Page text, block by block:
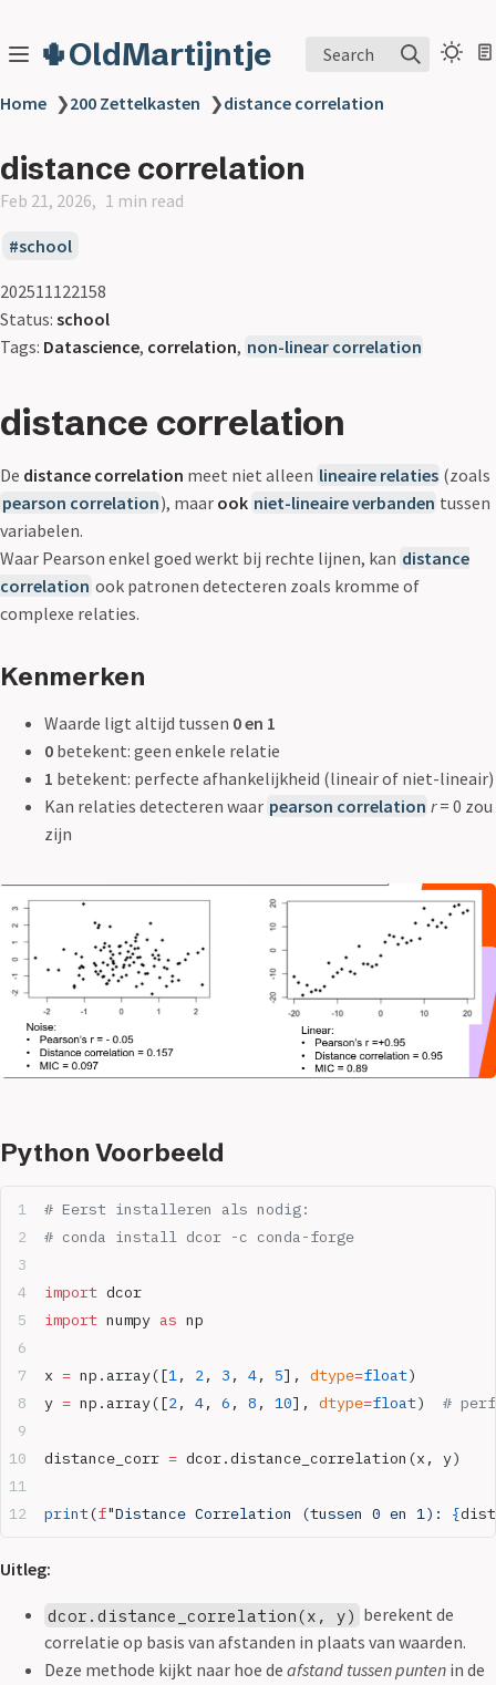
🌵OldMartijntje Search
Home ❯200 Zettelkasten ❯distance correlation
distance correlation
Feb 21, 2026 1 min read
school
202511122158
Status: school
Tags: Datascience, correlation, non-linear correlation
distance correlation
De distance correlation meet niet alleen lineaire relaties (zoals
pearson correlation), maar ook niet-lineaire verbanden tussen
variabelen.
Waar Pearson enkel goed werkt bij rechte lijnen, kan distance
correlation ook patronen detecteren zoals kromme of
complexe relaties.
Kenmerken
Waarde ligt altijd tussen 0 en 1
0 betekent: geen enkele relatie
1 betekent: perfecte afhankelijkheid (lineair of niet-lineair)
Kan relaties detecteren waar pearson correlation r= 0 zou
zijn
Python Voorbeeld
# Eerst installeren als nodig:
# conda install dcor -c conda-forge
import dcor
import numpy as np
x = np.array([1, 2, 3 , 4, 5], dtype=float)
y = np.array([2, 4, 6 , 8 , 10], dtype=float) #
distance_corr = dcor.distance_correlation(x, y)
print(f"Distance Correlation (tussen 0 en 1): {
Uitleg:
dcor.distance_correlation(x, y) berekent de
correlatie op basis van afstanden in plaats van waarden.
Deze methode kijkt naar hoe de afstand tussen punten in de